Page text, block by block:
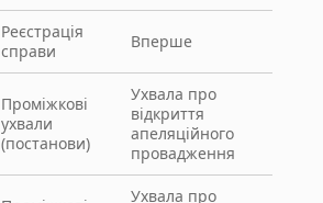
Реєстрація
справи
Вперше
Проміжкові
ухвали
(постанови)
Ухвала про
відкриття
апеляційного
провадження
Ухвала про